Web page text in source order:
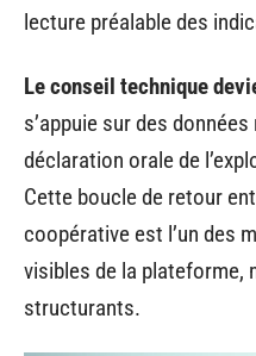
lecture préalable des
Le conseil technique
s’appuie sur des
déclaration orale de
Cette boucle de retour
coopérative est l’un des
visibles de la plateforme,
structurants.